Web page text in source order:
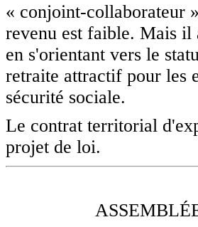
« conjoint-collaborateur
revenu est faible. Mais il
en s'orientant vers le
retraite attractif pour les
sécurité sociale.
Le contrat territorial
projet de loi.